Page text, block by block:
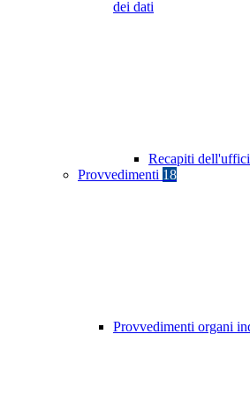
dei dati
Recapiti
Provvedimenti 18
Provvedimenti organi